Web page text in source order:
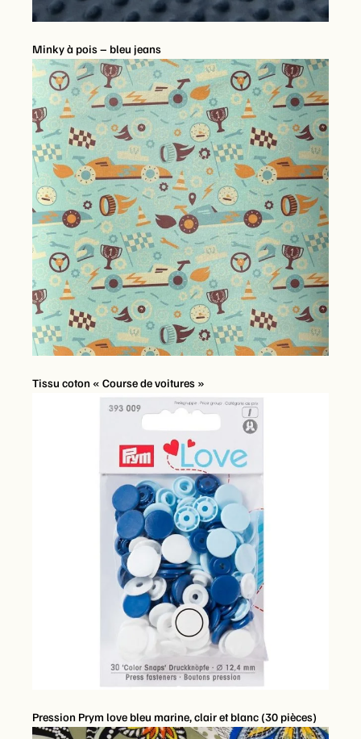
Minky à pois – bleu jeans
Tissu coton « Course de voitures »
Pression Prym love bleu marine, clair et blanc (30 pièces)